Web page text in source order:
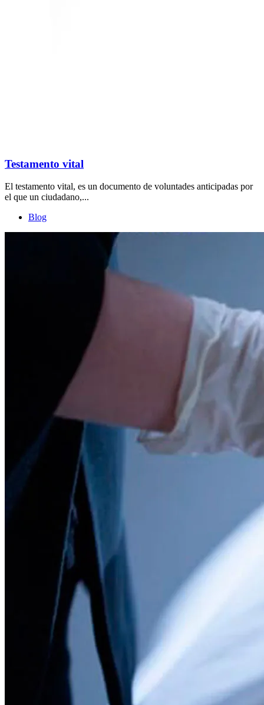
Testamento vital
El testamento vital, es un documento de voluntades anticipadas por
el que un ciudadano,...
Blog